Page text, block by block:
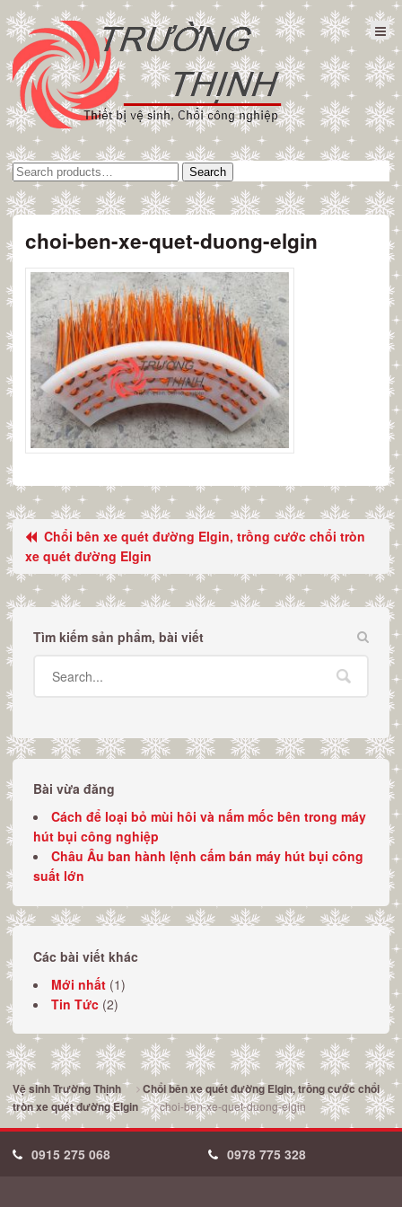
Tìm
kiếm:
Search
choi-ben-xe-quet-duong-elgin
Chổi bên xe quét đường Elgin, trồng cước chổi tròn
xe quét đường Elgin
Tìm kiếm sản phẩm, bài viết
Bài vừa đăng
Cách để loại bỏ mùi hôi và nấm mốc bên trong máy
hút bụi công nghiệp
Châu Âu ban hành lệnh cấm bán máy hút bụi công
suất lớn
Các bài viết khác
Mới nhất(1)
Tin Tức(2)
Vệ sinh Trường Thịnh
Chổi bên xe quét đường Elgin, trồng cước chổi
tròn xe quét đường Elgin
choi-ben-xe-quet-duong-elgin
0915 275 068 0978 775 328